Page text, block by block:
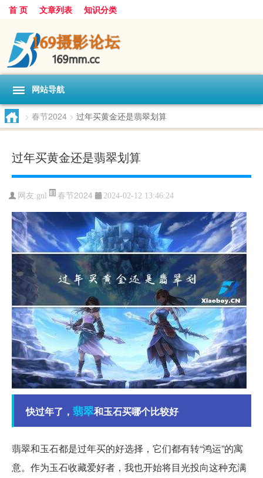
首 页 文章列表 知识分类
网站导航
> 春节2024 > 过年买黄金还是翡翠划算
过年买黄金还是翡翠划算
网友:gnl 春节2024 2024-02-12 13:46:24
快过年了， 翡翠和玉石买哪个比较好
翡翠和玉石都是过年买的好选择，它们都有转“鸿运”的寓
意。作为玉石收藏爱好者，我也开始将目光投向这种充满